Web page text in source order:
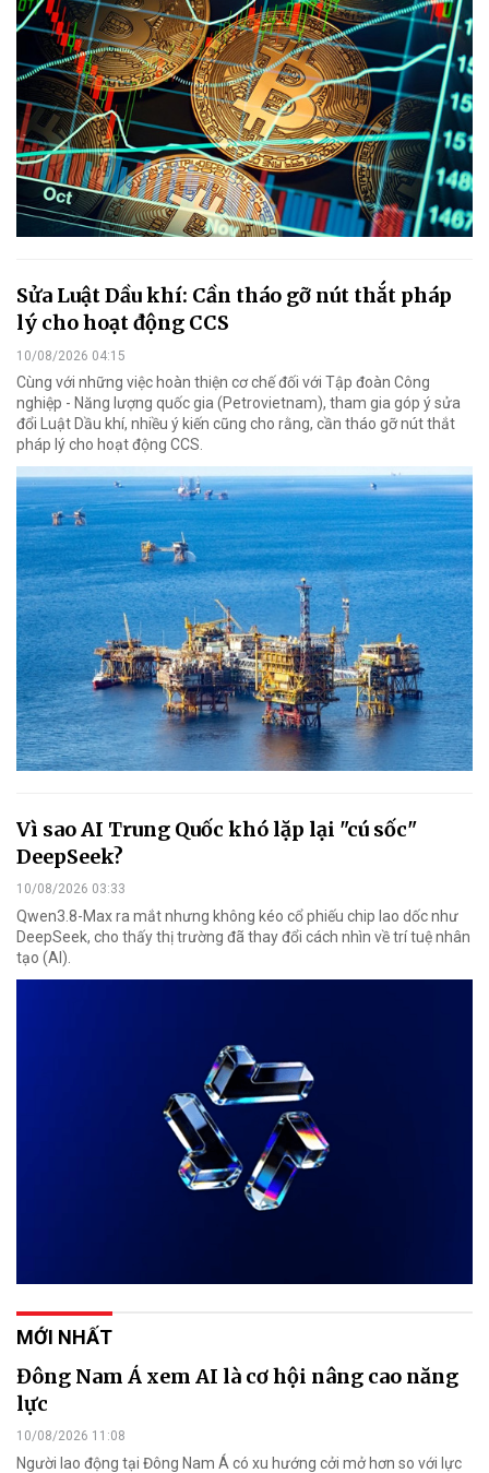
Sửa Luật Dầu khí: Cần tháo gỡ nút thắt pháp
lý cho hoạt động CCS
10/08/2026 04:15
Cùng với những việc hoàn thiện cơ chế đối với Tập đoàn Công
nghiệp - Năng lượng quốc gia (Petrovietnam), tham gia góp ý sửa
đổi Luật Dầu khí, nhiều ý kiến cũng cho rằng, cần tháo gỡ nút thắt
pháp lý cho hoạt động CCS.
Vì sao AI Trung Quốc khó lặp lại "cú sốc"
DeepSeek?
10/08/2026 03:33
Qwen3.8-Max ra mắt nhưng không kéo cổ phiếu chip lao dốc như
DeepSeek, cho thấy thị trường đã thay đổi cách nhìn về trí tuệ nhân
tạo (AI).
MỚI NHẤT
Đông Nam Á xem AI là cơ hội nâng cao năng
lực
10/08/2026 11:08
Người lao động tại Đông Nam Á có xu hướng cởi mở hơn so với lực